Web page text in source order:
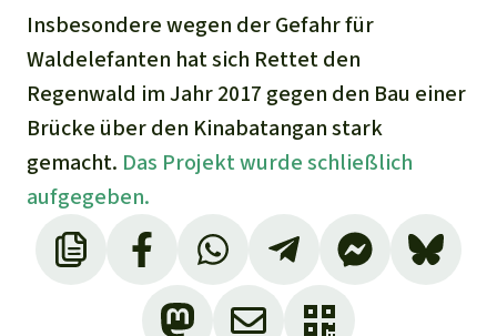
Insbesondere wegen der Gefahr für
Waldelefanten hat sich Rettet den
Regenwald im Jahr 2017 gegen den Bau einer
Brücke über den Kinabatangan stark
gemacht. Das Projekt wurde schließlich
aufgegeben.